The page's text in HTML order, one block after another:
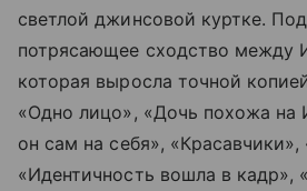
светлой джинсовой куртке.
потрясающее сходство между
которая выросла точной
«Одно лицо», «Дочь похожа на
он сам на себя»,
«Идентичность вошла в кадр»,